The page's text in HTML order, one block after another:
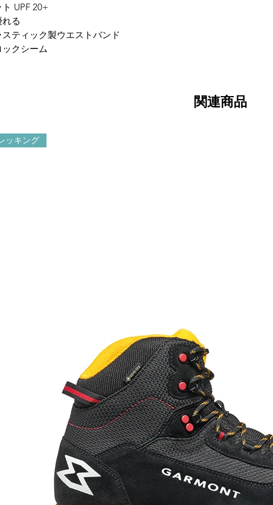
UPF 20+
る
ティック製ウエストバンド
クシーム
関連商品
ッキング